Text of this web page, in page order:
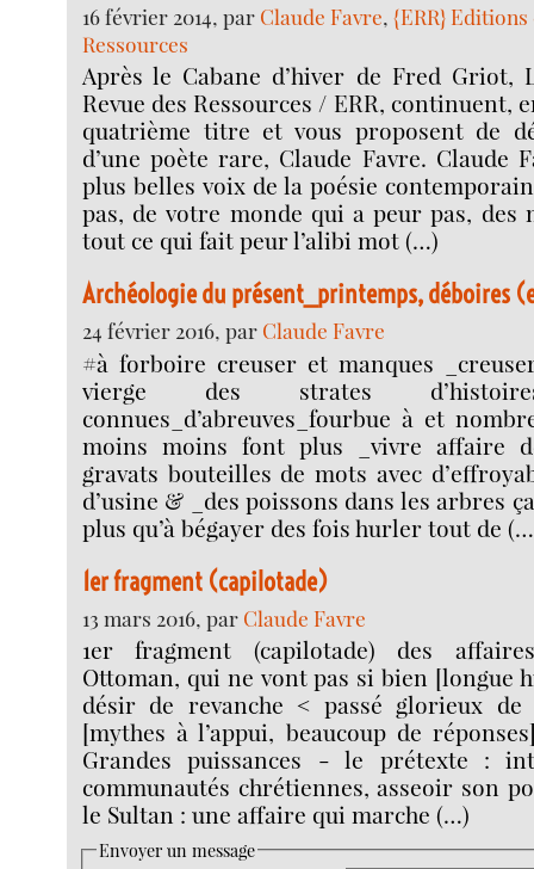
16 février 2014, par Claude Favre,{ERR} Editions
Ressources
Après le Cabane d’hiver de Fred Griot,
Revue des Ressources / ERR, continuent,
quatrième titre et vous proposent de
d’une poète rare, Claude Favre. Claude
plus belles voix de la poésie
pas, de votre monde qui a peur pas, des
tout ce qui fait peur l’alibi mot (…)
Archéologie du présent_printemps, déboires
24 février 2016, par Claude Favre
#à forboire creuser et manques
vierge des strates
connues_d’abreuves_fourbue à et
moins moins font plus _vivre affaire
gravats bouteilles de mots avec
d’usine & _des poissons dans les arbres
plus qu’à bégayer des fois hurler tout de
1er fragment (capilotade)
13 mars 2016, par Claude Favre
1er fragment (capilotade) des
Ottoman, qui ne vont pas si bien [longue
désir de revanche < passé glorieux de
[mythes à l’appui, beaucoup de
Grandes puissances - le prétexte :
communautés chrétiennes, asseoir son
le Sultan : une affaire qui marche (…)
Envoyer un message